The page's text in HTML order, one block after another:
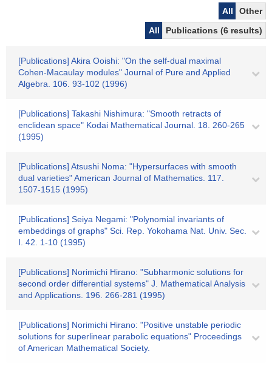
All
Other
All
Publications (6 results)
[Publications] Akira Ooishi: "On the self-dual maximal
Cohen-Macaulay modules" Journal of Pure and Applied
Algebra. 106. 93-102 (1996)
[Publications] Takashi Nishimura: "Smooth retracts of
enclidean space" Kodai Mathematical Journal. 18. 260-265
(1995)
[Publications] Atsushi Noma: "Hypersurfaces with smooth
dual varieties" American Journal of Mathematics. 117.
1507-1515 (1995)
[Publications] Seiya Negami: "Polynomial invariants of
embeddings of graphs" Sci. Rep. Yokohama Nat. Univ. Sec.
I. 42. 1-10 (1995)
[Publications] Norimichi Hirano: "Subharmonic solutions for
second order differential systems" J. Mathematical Analysis
and Applications. 196. 266-281 (1995)
[Publications] Norimichi Hirano: "Positive unstable periodic
solutions for superlinear parabolic equations" Proceedings
of American Mathematical Society.